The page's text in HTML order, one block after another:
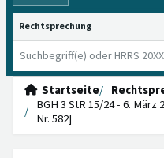
HRRS durchsuchen
Startseite
BGH 3 StR 15/24 - 6. März
Nr. 582]